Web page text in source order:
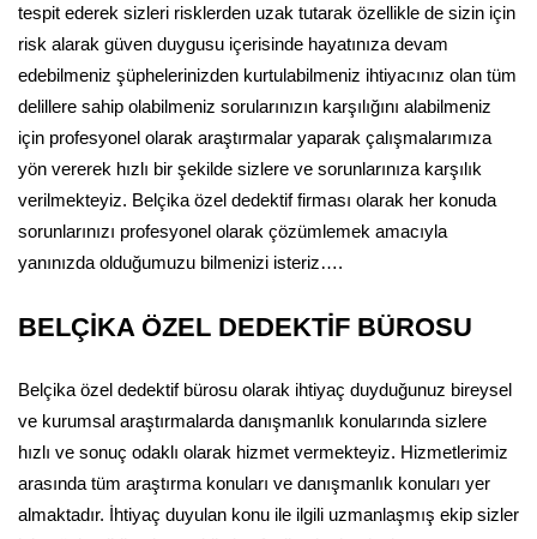
tespit ederek sizleri risklerden uzak tutarak özellikle de sizin için
risk alarak güven duygusu içerisinde hayatınıza devam
edebilmeniz şüphelerinizden kurtulabilmeniz ihtiyacınız olan tüm
delillere sahip olabilmeniz sorularınızın karşılığını alabilmeniz
için profesyonel olarak araştırmalar yaparak çalışmalarımıza
yön vererek hızlı bir şekilde sizlere ve sorunlarınıza karşılık
verilmekteyiz. Belçika özel dedektif firması olarak her konuda
sorunlarınızı profesyonel olarak çözümlemek amacıyla
yanınızda olduğumuzu bilmenizi isteriz….
BELÇİKA ÖZEL DEDEKTİF BÜROSU
Belçika özel dedektif bürosu olarak ihtiyaç duyduğunuz bireysel
ve kurumsal araştırmalarda danışmanlık konularında sizlere
hızlı ve sonuç odaklı olarak hizmet vermekteyiz. Hizmetlerimiz
arasında tüm araştırma konuları ve danışmanlık konuları yer
almaktadır. İhtiyaç duyulan konu ile ilgili uzmanlaşmış ekip sizler